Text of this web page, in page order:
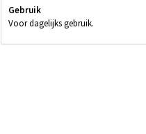
Gebruik
Voor dagelijks gebruik.